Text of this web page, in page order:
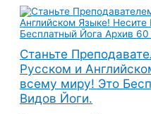
Перейти
содержимому
Станьте
Русском и
всему миру! Это
Видов Йоги.